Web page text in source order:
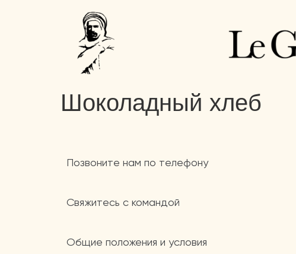
Шоколадный хлеб
Позвоните нам по телефону
Свяжитесь с командой
Общие положения и условия